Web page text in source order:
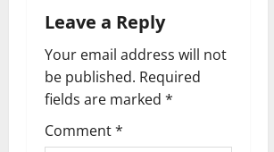
g
a
t
i
Leave a Reply
Your email address will not
be published. Required
fields are marked *
Comment*